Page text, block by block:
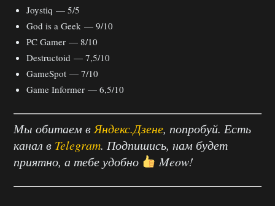
Joystiq — 5/5
God is a Geek — 9/10
PC Gamer — 8/10
Destructoid — 7,5/10
GameSpot — 7/10
Game Informer — 6,5/10
Мы обитаем в Яндекс.Дзене, попробуй. Есть
канал в Telegram. Подпишись, нам будет
приятно, а тебе удобно
Meow!